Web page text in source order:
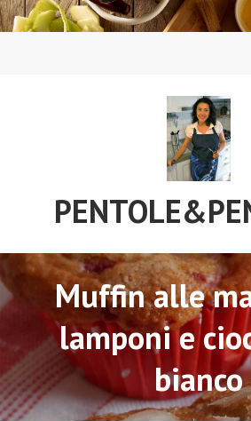
Vai
al
Muffin alle
lamponi e
bianco